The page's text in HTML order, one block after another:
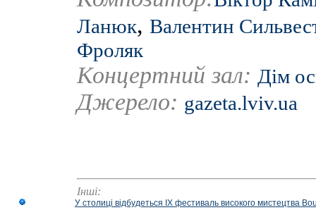
Ланюк, Валентин
Фроляк
Концертний зал: Дім
Джерело: gazeta.lviv.ua
Інші:
У столиці відбудеться IX фестиваль високого мистецтва